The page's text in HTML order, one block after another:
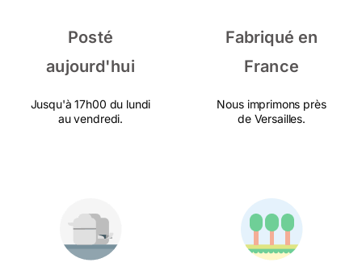
Posté
aujourd'hui
Jusqu'à 17h00 du lundi
au vendredi.
Fabriqué en
France
Nous imprimons près
de Versailles.